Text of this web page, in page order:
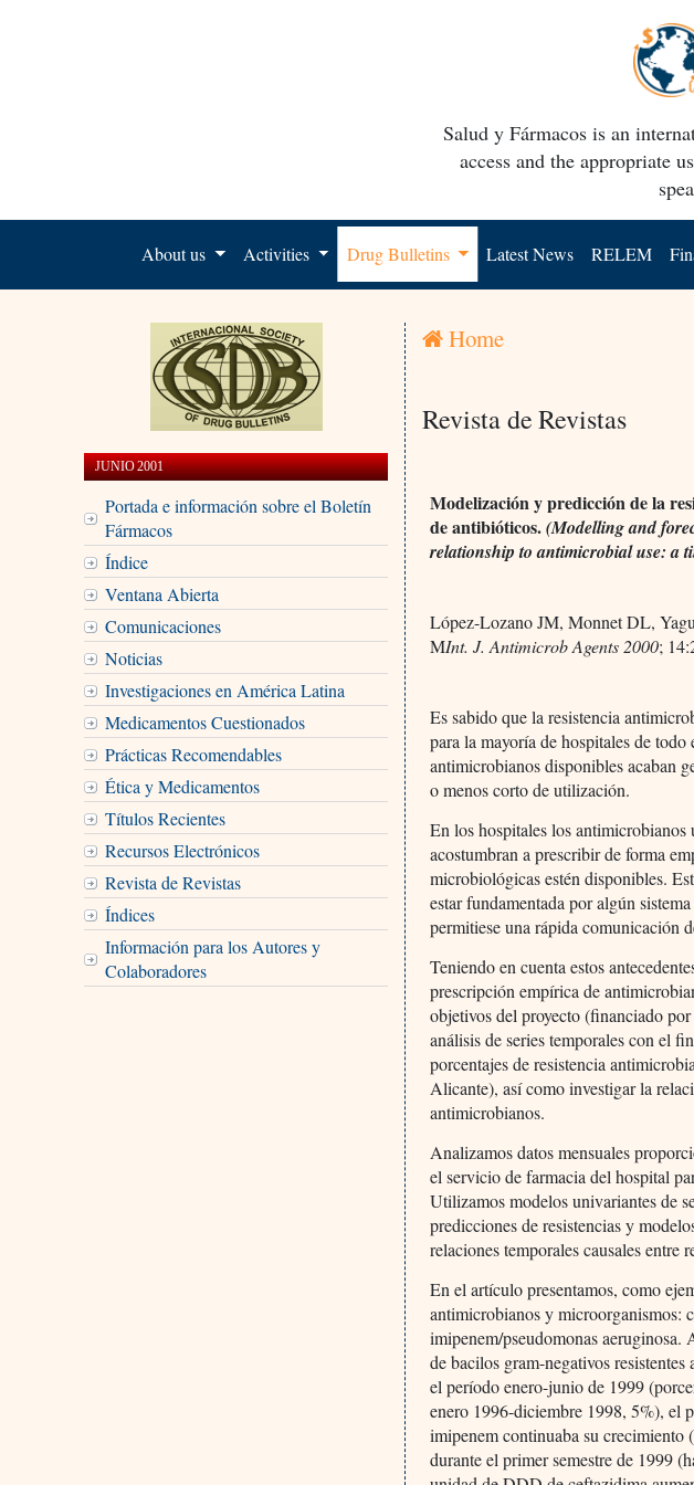
Salud y Fármacos is an
access and the appropriate
About us Activities Drug Bulletins Latest News RELEM
JUNIO 2001
Portada e información sobre el Boletín
Fármacos
Índice
Ventana Abierta
Comunicaciones
Noticias
Investigaciones en América Latina
Medicamentos Cuestionados
Prácticas Recomendables
Ética y Medicamentos
Títulos Recientes
Recursos Electrónicos
Revista de Revistas
Índices
Información para los Autores y
Colaboradores
Home
Revista de Revistas
Modelización y predicción de la
de antibióticos.(Modelling and
relationship to antimicrobial use: a
López-Lozano JM, Monnet DL,
MInt. J. Antimicrob Agents 2000;
Es sabido que la resistencia
para la mayoría de hospitales de
antimicrobianos disponibles acaban
o menos corto de utilización.
En los hospitales los antimicrobianos
acostumbran a prescribir de forma
microbiológicas estén disponibles.
estar fundamentada por algún
permitiese una rápida comunicación
Teniendo en cuenta estos
prescripción empírica de
objetivos del proyecto (financiado
análisis de series temporales con el
porcentajes de resistencia
Alicante), así como investigar la
antimicrobianos.
Analizamos datos mensuales
el servicio de farmacia del hospital
Utilizamos modelos univariantes de
predicciones de resistencias y
relaciones temporales causales entre
En el artículo presentamos, como
antimicrobianos y microorganismos:
imipenem/pseudomonas aeruginosa.
de bacilos gram-negativos
el período enero-junio de 1999
enero 1996-diciembre 1998, 5%), el
imipenem continuaba su
durante el primer semestre de 1999